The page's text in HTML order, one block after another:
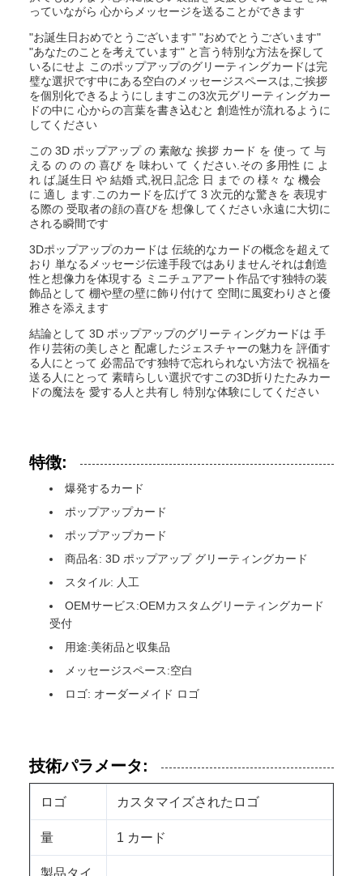
っていながら 心からメッセージを送ることができます
"お誕生日おめでとうございます" "おめでとうございます"
"あなたのことを考えています" と言う特別な方法を探して
いるにせよ このポップアップのグリーティングカードは完
璧な選択です中にある空白のメッセージスペースは,ご挨拶
を個別化できるようにしますこの3次元グリーティングカー
ドの中に 心からの言葉を書き込むと 創造性が流れるように
してください
この 3D ポップアップ の 素敵な 挨拶 カード を 使っ て 与
える の の の 喜び を 味わい て ください.その 多用性 に よ
れ ば,誕生日 や 結婚 式,祝日,記念 日 まで の 様々 な 機会
に 適し ます.このカードを広げて 3 次元的な驚きを 表現す
る際の 受取者の顔の喜びを 想像してください永遠に大切に
される瞬間です
3Dポップアップのカードは 伝統的なカードの概念を超えて
おり 単なるメッセージ伝達手段ではありませんそれは創造
性と想像力を体現する ミニチュアアート作品です独特の装
飾品として 棚や壁の壁に飾り付けて 空間に風変わりさと優
雅さを添えます
結論として 3D ポップアップのグリーティングカードは 手
作り芸術の美しさと 配慮したジェスチャーの魅力を 評価す
る人にとって 必需品です独特で忘れられない方法で 祝福を
送る人にとって 素晴らしい選択ですこの3D折りたたみカー
ドの魔法を 愛する人と共有し 特別な体験にしてください
特徴:
爆発するカード
ポップアップカード
ポップアップカード
商品名: 3D ポップアップ グリーティングカード
スタイル: 人工
OEMサービス:OEMカスタムグリーティングカード
受付
用途:美術品と収集品
メッセージスペース:空白
ロゴ: オーダーメイド ロゴ
技術パラメータ:
ロゴ カスタマイズされたロゴ
量 1 カード
製品タイ